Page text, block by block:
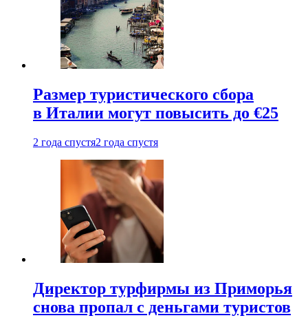
Размер туристического сбора
в Италии могут повысить до €25
2 года спустя2 года спустя
Директор турфирмы из Приморья
снова пропал с деньгами туристов